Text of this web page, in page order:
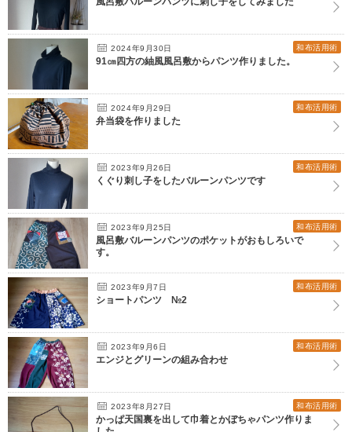
2024年9月30日 和布活用術
91㎝四方の紬風風呂敷からパンツ作りました。
2024年9月29日 和布活用術
弁当袋を作りました
2023年9月26日 和布活用術
くぐり刺し子をしたバルーンパンツです
2023年9月25日 和布活用術
風呂敷バルーンパンツのポケットがおもしろいで
す。
2023年9月7日 和布活用術
ショートパンツ №2
2023年9月6日 和布活用術
エンジとグリーンの組み合わせ
2023年8月27日 和布活用術
かっぱ天国裏を出して巾着とかぼちゃパンツ作りま